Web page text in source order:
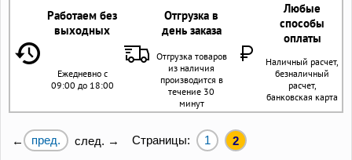
Работаем без
выходных
Отгрузка в
день заказа
Любые
способы
оплаты
Ежедневно с
09:00 до 18:00
Отгрузка товаров
из наличия
производится в
течение 30
минут
Наличный расчет,
безналичный
расчет,
банковская карта
← пред. след. → Страницы: 1 2